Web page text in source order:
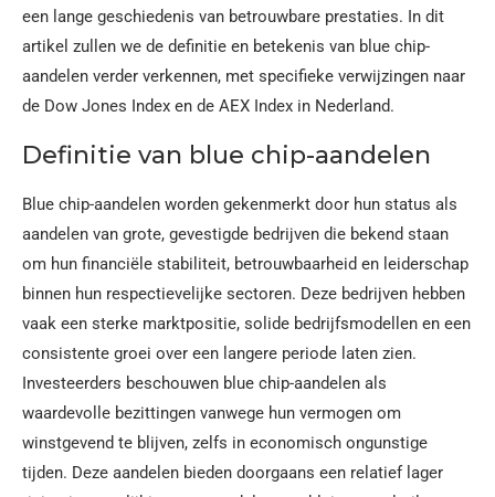
een lange geschiedenis van betrouwbare prestaties. In dit
artikel zullen we de definitie en betekenis van blue chip-
aandelen verder verkennen, met specifieke verwijzingen naar
de Dow Jones Index en de AEX Index in Nederland.
Definitie van blue chip-aandelen
Blue chip-aandelen worden gekenmerkt door hun status als
aandelen van grote, gevestigde bedrijven die bekend staan
om hun financiële stabiliteit, betrouwbaarheid en leiderschap
binnen hun respectievelijke sectoren. Deze bedrijven hebben
vaak een sterke marktpositie, solide bedrijfsmodellen en een
consistente groei over een langere periode laten zien.
Investeerders beschouwen blue chip-aandelen als
waardevolle bezittingen vanwege hun vermogen om
winstgevend te blijven, zelfs in economisch ongunstige
tijden. Deze aandelen bieden doorgaans een relatief lager